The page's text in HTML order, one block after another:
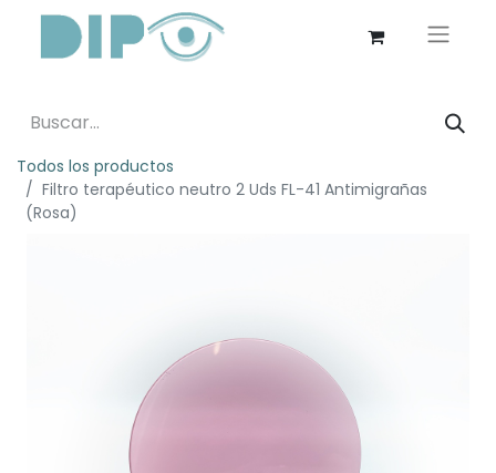
Todos los productos
Filtro terapéutico neutro 2 Uds FL-41 Antimigrañas
(Rosa)